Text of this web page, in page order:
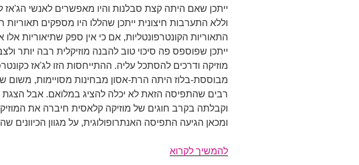
ייתכן שאם היתה קצת סבלנות והיו מאפשרים לאנשי הג'אז
וללא התערבות חיצונית ייתכן שהללו היו מספקים
התאוריות הקונטרפונטליות, אם כי אין ספק שתיאוריות אלו
ייתכן שפוספס פה סיכוי טוב להבנה מוזיקלית רבה יותר
מוזיקה ודרכים להסתכל עליה. ההתייחסות הזו לג'אז
מבוססת-בלוז היתה הרת-אסון מבחינות מסויימות, משום
רבים שהתפיסה הזאת לא יכלה להציג במלואם. אבל
וקבלתה בקרב חוגים של מוזיקה קלאסית חיברה את
ומכאן הגיעה התפיסה האנתרופולוגית, על מגוון הכיוונים
להמשיך לקרוא